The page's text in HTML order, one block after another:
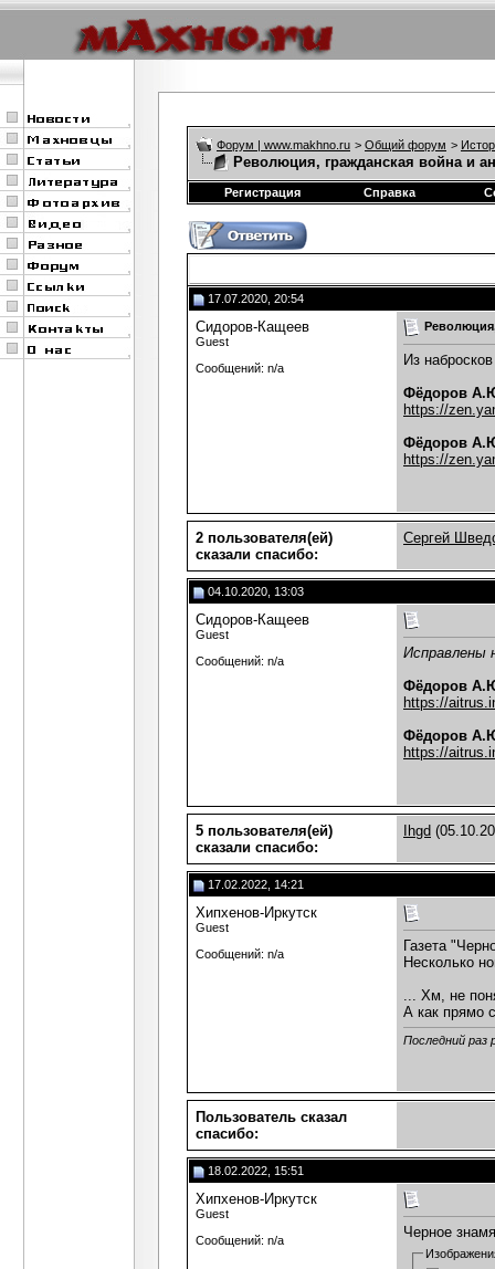
Форум | www.makhno.ru > Общий форум >
Революция, гражданская война и
Регистрация Справка
17.07.2020, 20:54
Сидоров-Кащеев
Guest
Сообщений: n/a
Из набросков
Фёдоров
https://
Фёдоров
https://
2 пользователя(ей)
сказали cпасибо:
Сергей
04.10.2020, 13:03
Сидоров-Кащеев
Guest
Сообщений: n/a
Исправлены
Фёдоров
https://
Фёдоров
https://
5 пользователя(ей)
сказали cпасибо:
Ihgd
17.02.2022, 14:21
Хипхенов-Иркутск
Guest
Сообщений: n/a
Газета
Несколько
... Хм, не
А как прямо
Последний раз
Пользователь сказал
cпасибо:
18.02.2022, 15:51
Хипхенов-Иркутск
Guest
Сообщений: n/a
Черное